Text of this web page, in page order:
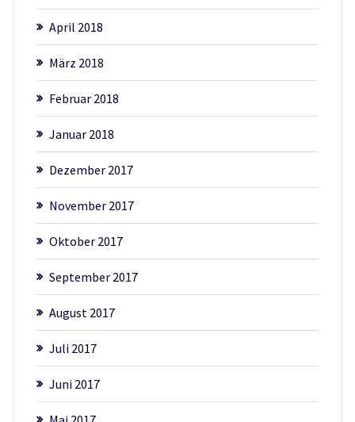
April 2018
März 2018
Februar 2018
Januar 2018
Dezember 2017
November 2017
Oktober 2017
September 2017
August 2017
Juli 2017
Juni 2017